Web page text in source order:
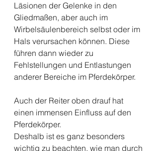
Läsionen der Gelenke in den
Gliedmaßen, aber auch im
Wirbelsäulenbereich selbst oder im
Hals verursachen können. Diese
führen dann wieder zu
Fehlstellungen und Entlastungen
anderer Bereiche im Pferdekörper.
Auch der Reiter oben drauf hat
einen immensen Einfluss auf den
Pferdekörper.
Deshalb ist es ganz besonders
wichtig zu beachten, wie man durch